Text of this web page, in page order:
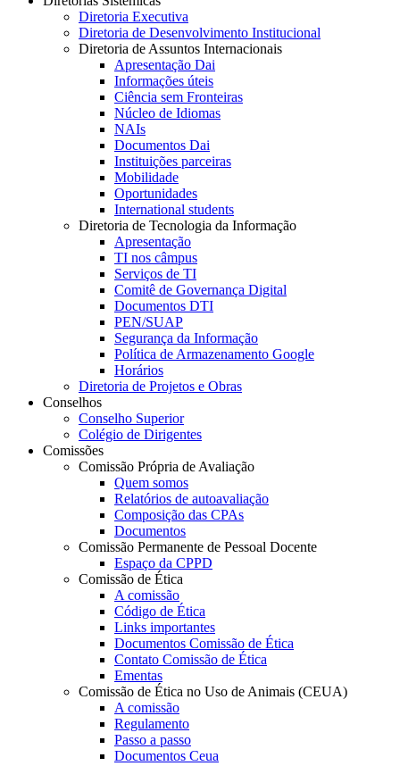
Diretoria Executiva
Diretoria de Desenvolvimento Institucional
Diretoria de Assuntos Internacionais
Apresentação Dai
Informações úteis
Ciência sem Fronteiras
Núcleo de Idiomas
NAIs
Documentos Dai
Instituições parceiras
Mobilidade
Oportunidades
International students
Diretoria de Tecnologia da Informação
Apresentação
TI nos câmpus
Serviços de TI
Comitê de Governança Digital
Documentos DTI
PEN/SUAP
Segurança da Informação
Política de Armazenamento Google
Horários
Diretoria de Projetos e Obras
Conselhos
Conselho Superior
Colégio de Dirigentes
Comissões
Comissão Própria de Avaliação
Quem somos
Relatórios de autoavaliação
Composição das CPAs
Documentos
Comissão Permanente de Pessoal Docente
Espaço da CPPD
Comissão de Ética
A comissão
Código de Ética
Links importantes
Documentos Comissão de Ética
Contato Comissão de Ética
Ementas
Comissão de Ética no Uso de Animais (CEUA)
A comissão
Regulamento
Passo a passo
Documentos Ceua